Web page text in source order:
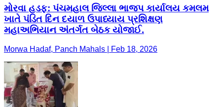
મોરવા હડફ: પંચમહાલ જિલ્લા ભાજપ કાર્યાલય કમલમ
ખાતે પંડિત દિન દયાળ ઉપાધ્યાય પ્રશિક્ષણ
મહાઅભિયાન અંતર્ગત બેઠક યોજાઈ.
Morwa Hadaf, Panch Mahals | Feb 18, 2026